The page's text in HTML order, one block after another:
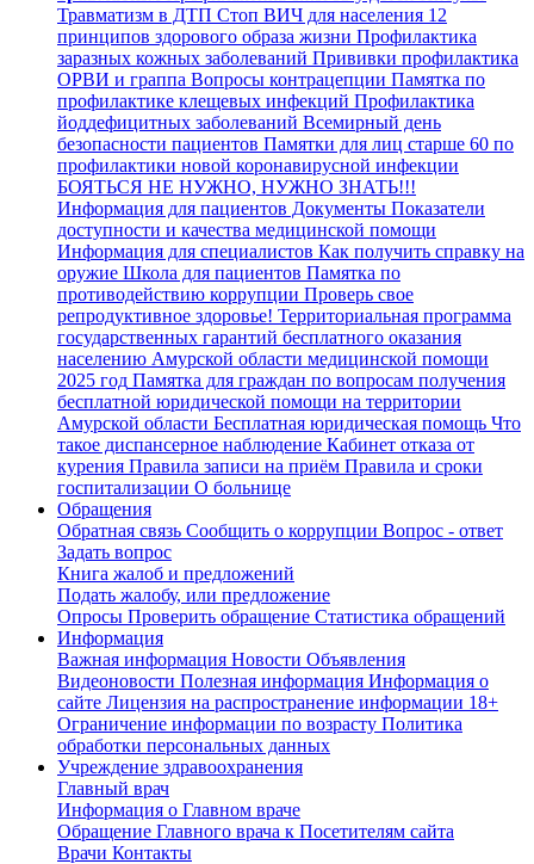
Травматизм в ДТП Стоп ВИЧ для населения 12
принципов здорового образа жизни Профилактика
заразных кожных заболеваний Прививки профилактика
ОРВИ и граппа Вопросы контрацепции Памятка по
профилактике клещевых инфекций Профилактика
йоддефицитных заболеваний Всемирный день
безопасности пациентов Памятки для лиц старше 60 по
профилактики новой коронавирусной инфекции
БОЯТЬСЯ НЕ НУЖНО, НУЖНО ЗНАТЬ!!!
Информация для пациентов Документы Показатели
доступности и качества медицинской помощи
Информация для специалистов Как получить справку на
оружие Школа для пациентов Памятка по
противодействию коррупции Проверь свое
репродуктивное здоровье! Территориальная программа
государственных гарантий бесплатного оказания
населению Амурской области медицинской помощи
2025 год Памятка для граждан по вопросам получения
бесплатной юридической помощи на территории
Амурской области Бесплатная юридическая помощь Что
такое диспансерное наблюдение Кабинет отказа от
курения Правила записи на приём Правила и сроки
госпитализации О больнице
Обращения
Обратная связь Сообщить о коррупции Вопрос - ответ
Задать вопрос
Книга жалоб и предложений
Подать жалобу, или предложение
Опросы Проверить обращение Статистика обращений
Информация
Важная информация Новости Объявления
Видеоновости Полезная информация Информация о
сайте Лицензия на распространение информации 18+
Ограничение информации по возрасту Политика
обработки персональных данных
Учреждение здравоохранения
Главный врач
Информация о Главном враче
Обращение Главного врача к Посетителям сайта
Врачи Контакты